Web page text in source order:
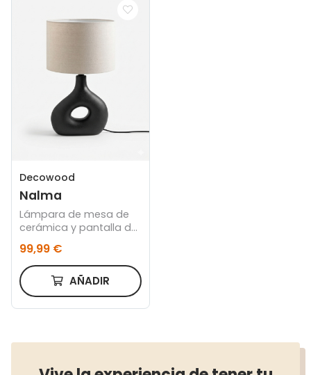
Decowood
Nalma
Lámpara de mesa de
cerámica y pantalla de
tejido de lino de
51x30cm
99,99 €
AÑADIR